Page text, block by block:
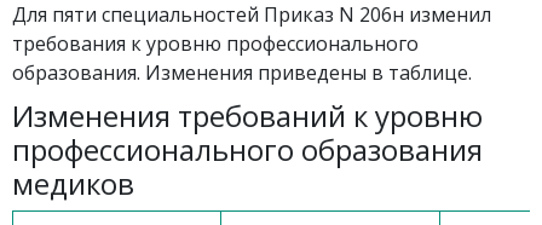
Для пяти специальностей Приказ N 206н изменил
требования к уровню профессионального
образования. Изменения приведены в таблице.
Изменения требований к уровню
профессионального образования
медиков